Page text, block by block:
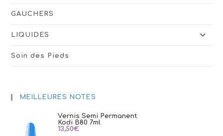
GAUCHERS
LIQUIDES
Soin des Pieds
MEILLEURES NOTES
Vernis Semi Permanent
Kodi B80 7ml
13,50€